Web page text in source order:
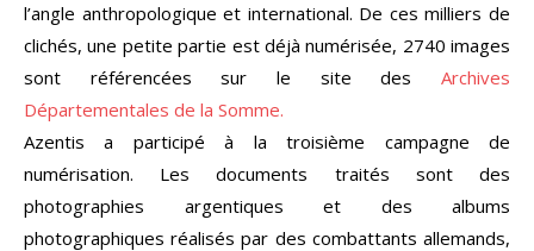
l’angle anthropologique et international. De ces milliers de
clichés, une petite partie est déjà numérisée, 2740 images
sont référencées sur le site des Archives
Départementales de la Somme.
Azentis a participé à la troisième campagne de
numérisation. Les documents traités sont des
photographies argentiques et des albums
photographiques réalisés par des combattants allemands,